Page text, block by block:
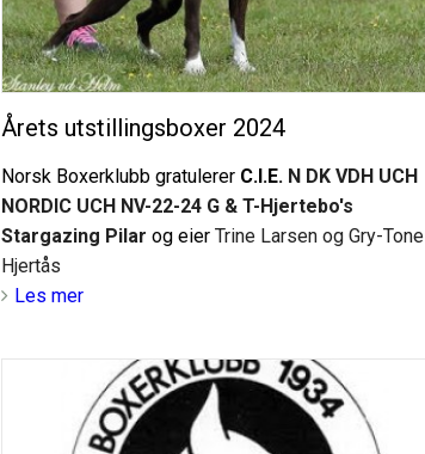
Årets utstillingsboxer 2024
Norsk Boxerklubb gratulerer C.I.E. N DK VDH UCH
NORDIC UCH NV-22-24 G & T-Hjertebo's
Stargazing Pilar og eier Trine Larsen og Gry-Tone
Hjertås
Les mer